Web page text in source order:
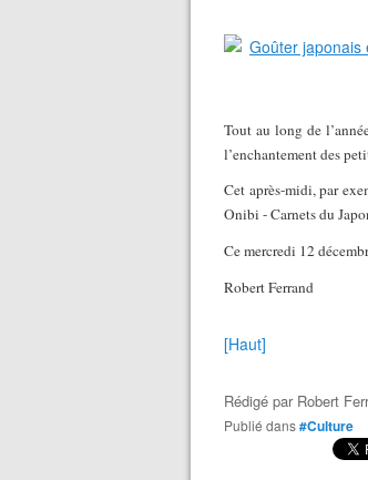
Tout au long de
l’enchantement des
Cet après-midi, par
Onibi - Carnets du
Ce mercredi 12
Robert Ferrand
[Haut]
Rédigé par Robert
Publié dans#Culture